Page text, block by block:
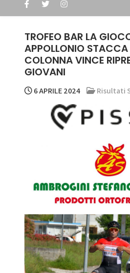
TROFEO BAR LA
APPOLLONIO STACCA
COLONNA VINCE
GIOVANI
6 APRILE 2024 Risultati